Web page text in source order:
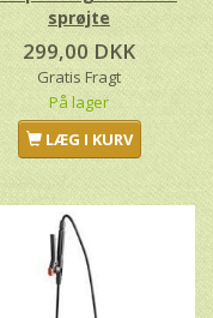
sprøjte
299,00 DKK
Gratis Fragt
På lager
LÆG I KURV